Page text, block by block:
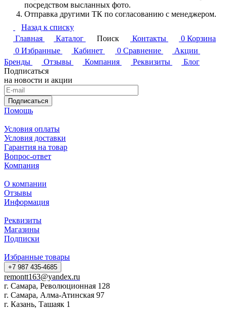
посредством высланных фото.
Отправка другими ТК по согласованию с менеджером.
Назад к списку
Главная
Каталог Поиск Контакты 0 Корзина
0 Избранные Кабинет 0 Сравнение
Акции
Бренды
Отзывы Компания Реквизиты
Блог
Подписаться
на новости и акции
Подписаться
Помощь
Условия оплаты
Условия доставки
Гарантия на товар
Вопрос-ответ
Компания
О компании
Отзывы
Информация
Реквизиты
Магазины
Подписки
Избранные товары
+7 987 435-4685
remontt163@yandex.ru
г. Самара, Революционная 128
г. Самара, Алма-Атинская 97
г. Казань, Ташаяк 1